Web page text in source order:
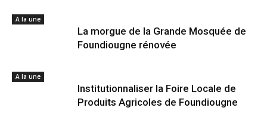
A la une
La morgue de la Grande Mosquée de
Foundiougne rénovée
A la une
Institutionnaliser la Foire Locale de
Produits Agricoles de Foundiougne